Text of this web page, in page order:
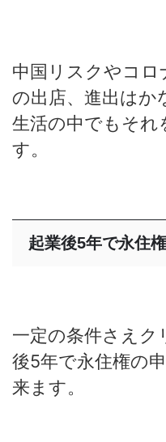
中国リスクやコロ
の出店、進出はか
生活の中でもそれ
す。
起業後5年で永住
一定の条件さえク
後5年で永住権の
来ます。